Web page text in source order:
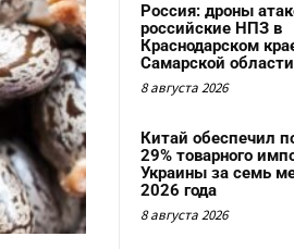
Россия: дроны
российские НПЗ в
Краснодарском
Самарской области
8 августа 2026
Китай обеспечил
29% товарного
Украины за семь
2026 года
8 августа 2026